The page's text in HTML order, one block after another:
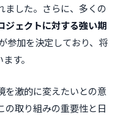
ました。さらに、多くの
ジェクトに対する強い期
参加を決定しており、将
す。
を激的に変えたいとの意
の取り組みの重要性と日